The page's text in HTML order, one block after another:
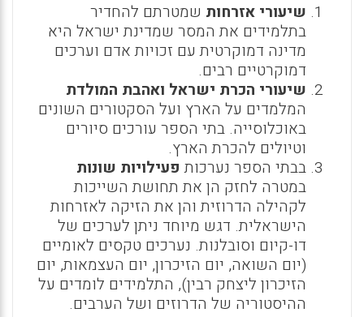
שיעורי אזרחות שמטרתם להחדיר
בתלמידים את המסר שמדינת ישראל היא
מדינה דמוקרטית עם זכויות אדם וערכים
דמוקרטיים רבים.
שיעורי הכרת ישראל ואהבת המולדת
המלמדים על הארץ ועל הסקטורים השונים
באוכלוסייה. בתי הספר עורכים סיורים
וטיולים להכרת הארץ.
בבתי הספר נערכות פעילויות שונות
במטרה לחזק הן את תחושת השייכות
לקהילה הדרוזית והן את הזיקה לאזרחות
הישראלית. דגש מיוחד ניתן לערכים של
דו-קיום וסובלנות. נערכים טקסים לאומיים
(יום השואה, יום הזיכרון, יום העצמאות, יום
הזיכרון ליצחק רבין), התלמידים לומדים על
ההיסטוריה של הדרוזים ושל הערבים.